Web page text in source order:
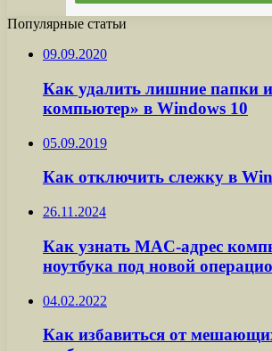
Популярные статьи
09.09.2020
Как удалить лишние папки
компьютер» в Windows 10
05.09.2019
Как отключить слежку в
26.11.2024
Как узнать MAC-адрес
ноутбука под новой
04.02.2022
Как избавиться от